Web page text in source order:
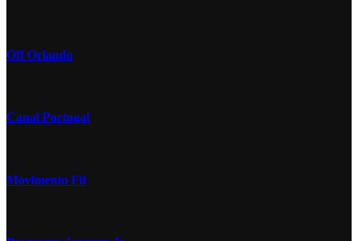
Off Orlando
Canal Portugal
Movimento Fit